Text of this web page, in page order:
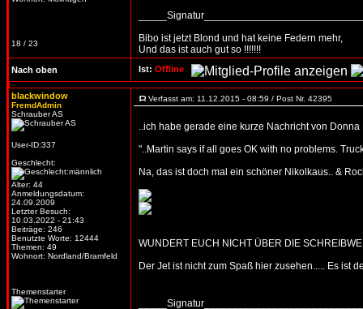
18 / 23
Bibo ist jetzt Blond und hat keine Federn mehr,
Und das ist auch gut so !!!!!!!
Nach oben Ist: Offline
blackwindow
FremdAdmin
Schrauber AS
User-ID:337
Geschlecht:
Alter: 44
Anmeldungsdatum:
24.09.2009
Letzter Besuch:
10.03.2022 - 21:43
Beiträge: 246
Benutzte Worte: 12444
Themen: 49
Wohnort: Nordland/Bramfeld
Themenstarter
Verfasst am: 11.12.2015 - 08:59 / Post Nr. 42395
..ich habe gerade eine kurze Nachricht von
"..Martin says if all goes OK with no problems.
Na, das ist doch mal ein schöner Nikolkaus.. &
WUNDERT EUCH NICHT ÜBER DIE
Der Jet ist nicht zum Spaß hier zusehen..... Es ist